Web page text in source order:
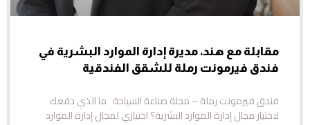
مقابلة مع هند، مديرة إدارة الموارد البشرية في
فندق فيرمونت رملة للشقق الفندقية
فندق فيرمونت رملة – مجلة صناعة السياحة ما الذي دفعك
لاختيار مجال إدارة الموارد البشرية؟ اختياري لمجال إدارة الموارد